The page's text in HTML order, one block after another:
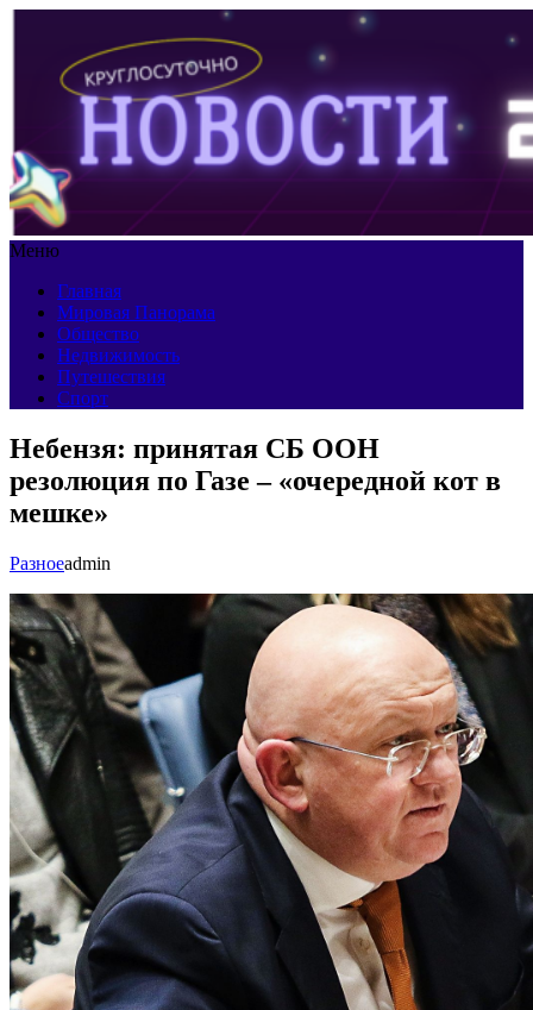
Меню
Главная
Мировая Панорама
Общество
Недвижимость
Путешествия
Спорт
Небензя: принятая СБ ООН
резолюция по Газе – «очередной кот в
мешке»
Разноеadmin